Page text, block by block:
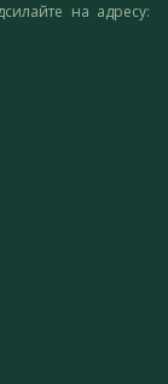
на адресу: